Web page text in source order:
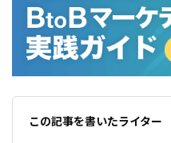
この記事を書いたライター